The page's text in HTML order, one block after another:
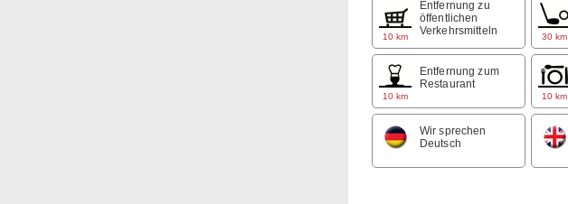
10 km
Entfernung zu
öffentlichen
Verkehrsmitteln
30 km
10 km
Entfernung zum
Restaurant
10 km
Wir sprechen
Deutsch